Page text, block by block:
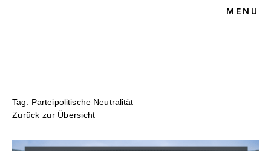
MENU
Tag: Parteipolitische Neutralität
Zurück zur Übersicht